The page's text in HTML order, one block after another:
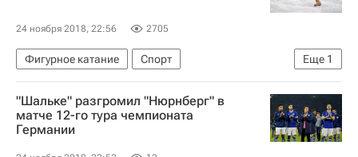
24 ноября 2018, 22:56 2705
Еще 1
Фигурное катание
Спорт
Александра Игнатова (Трусова)
"Шальке" разгромил "Нюрнберг" в
матче 12-го тура чемпионата
Германии